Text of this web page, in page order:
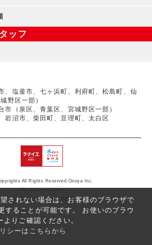
されない場合は、お客様のブラウザで
することが可能です。 お使いのブラウ
よりご確認ください。
シーはこちらから
反社会的勢力に対する基本方針
All Rights Reserved,Onoya Inc.
ッフ
、塩釜市、七ヶ浜町、利府町、松島町、仙
野区一部）
市（泉区、青葉区、宮城野区一部）
岩沼市、柴田町、亘理町、太白区